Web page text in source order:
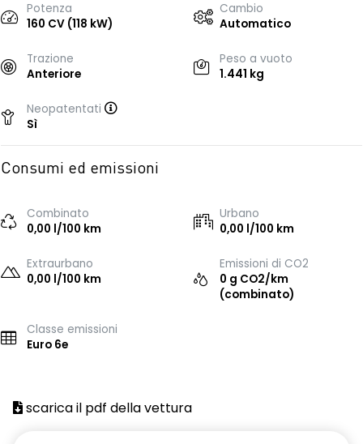
Potenza
160 CV (118 kW)
Cambio
Automatico
Trazione
Anteriore
Peso a vuoto
1.441 kg
Neopatentati
Sì
Consumi ed emissioni
Combinato
0,00 l/100 km
Urbano
0,00 l/100 km
Extraurbano
0,00 l/100 km
Emissioni di CO2
0 g CO2/km
(combinato)
Classe emissioni
Euro 6e
scarica il pdf della vettura